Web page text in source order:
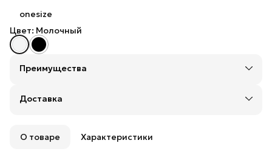
onesize
Цвет: Молочный
Преимущества
Оплата — картой, СБП или наличными
Доставка в пункты выдачи или до двери: Яндекс,
Бесплатная доставка в пункты выдачи заказов
Доставка
О товаре Характеристики